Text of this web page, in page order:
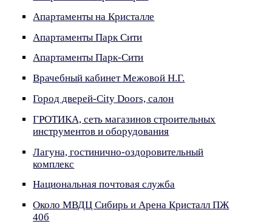
Апартаменты на Кристалле
Апартаменты Парк Сити
Апартаменты Парк-Сити
Врачебный кабинет Межовой Н.Г.
Город дверей-City Doors, салон
ГРОТИКА, сеть магазинов строительных
инструментов и оборудования
Лагуна, гостинично-оздоровительный
комплекс
Национальная почтовая служба
Около МВДЦ Сибирь и Арена Кристалл ПЖ
40б